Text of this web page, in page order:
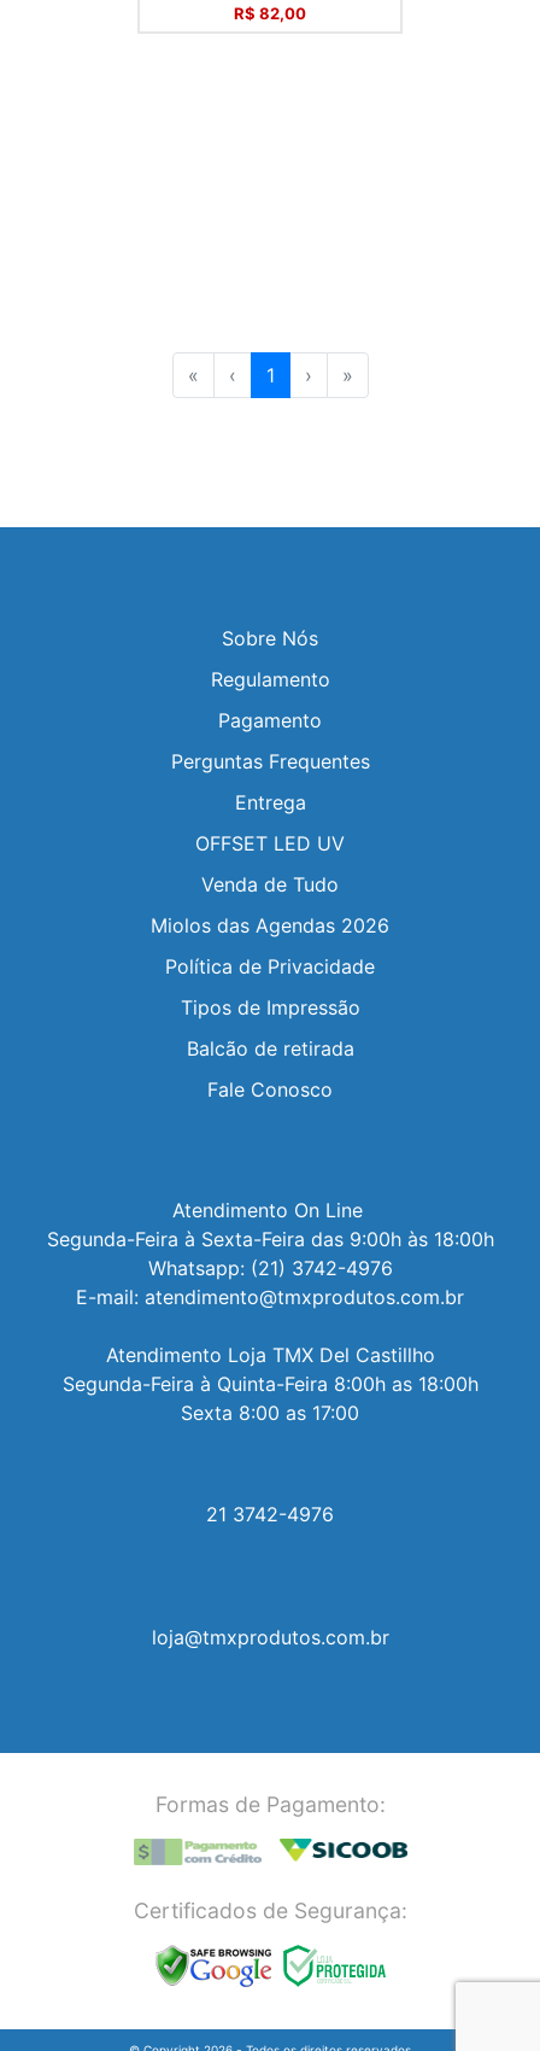
R$ 82,00
« ‹ 1 › »
Sobre Nós
Regulamento
Pagamento
Perguntas Frequentes
Entrega
OFFSET LED UV
Venda de Tudo
Miolos das Agendas 2026
Política de Privacidade
Tipos de Impressão
Balcão de retirada
Fale Conosco
Atendimento On Line
Segunda-Feira à Sexta-Feira das 9:00h às 18:00h
Whatsapp: (21) 3742-4976
E-mail: atendimento@tmxprodutos.com.br
Atendimento Loja TMX Del Castillho
Segunda-Feira à Quinta-Feira 8:00h as 18:00h
Sexta 8:00 as 17:00
21 3742-4976
loja@tmxprodutos.com.br
Formas de Pagamento:
Certificados de Segurança: